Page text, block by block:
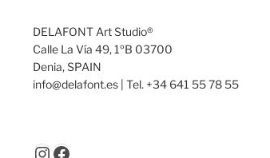
DELAFONT Art Studio®
Calle La Vía 49, 1ºB 03700
Denia, SPAIN
info@delafont.es | Tel. +34 641 55 78 55
Instagram
Facebook